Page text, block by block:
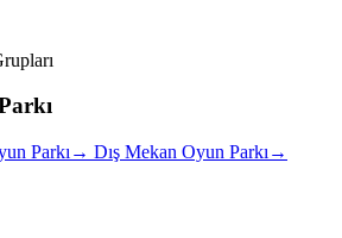
Parkı → Dış Mekan Oyun Parkı →